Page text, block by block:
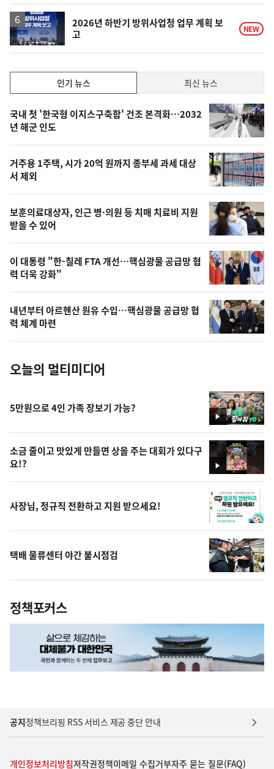
2026년 하반기 방위사업청 업무 계획 보
고
NEW
기,
최
신,
오
늘
의
영
상
오
늘
의
사
진
인기 뉴스 최신 뉴스
기
뉴
스
국내 첫 '한국형 이지스구축함' 건조 본격화…2032
년 해군 인도
거주용 1주택, 시가 20억 원까지 종부세 과세 대상
서 제외
보훈의료대상자, 인근 병·의원 등 치매 치료비 지원
받을 수 있어
이 대통령 "한-칠레 FTA 개선…핵심광물 공급망 협
력 더욱 강화"
내년부터 아르헨산 원유 수입…핵심광물 공급망 협
력 체계 마련
오늘의 멀티미디어
영
상
5만원으로 4인 가족 장보기 가능?
영
상
소금 줄이고 맛있게 만들면 상을 주는 대회가 있다구
요!?
사장님, 정규직 전환하고 지원 받으세요!
택배 물류센터 야간 불시점검
정책포커스
공지정책브리핑 RSS 서비스 제공 중단 안내
개인정보처리방침저작권정책이메일 수집거부자주 묻는 질문(FAQ)